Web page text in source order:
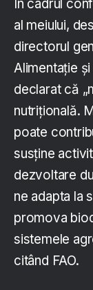
În cadrul
al meiului,
directorul
Alimentaţie
declarat că
nutriţională.
poate
susţine
dezvoltare
ne adapta la
promova
sistemele
citând FAO.